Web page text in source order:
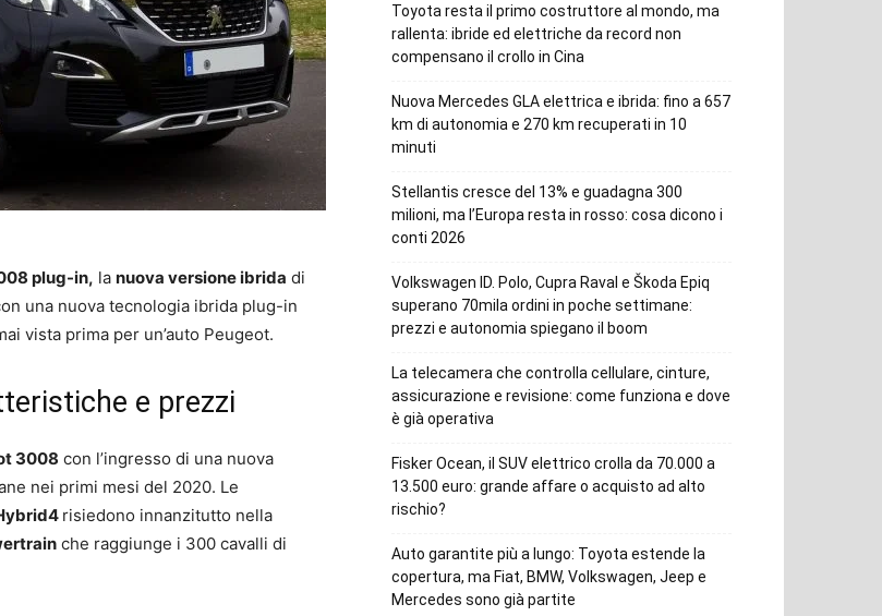
plug-in, la nuova versione ibrida di
una nuova tecnologia ibrida plug-in
vista prima per un’auto Peugeot.
e prezzi
3008 con l’ingresso di una nuova
nei primi mesi del 2020. Le
risiedono innanzitutto nella
che raggiunge i 300 cavalli di
Toyota resta il primo costruttore al mondo, ma
rallenta: ibride ed elettriche da record non
compensano il crollo in Cina
Nuova Mercedes GLA elettrica e ibrida: fino a 657
km di autonomia e 270 km recuperati in 10
minuti
Stellantis cresce del 13% e guadagna 300
milioni, ma l’Europa resta in rosso: cosa dicono i
conti 2026
Volkswagen ID. Polo, Cupra Raval e Škoda Epiq
superano 70mila ordini in poche settimane:
prezzi e autonomia spiegano il boom
La telecamera che controlla cellulare, cinture,
assicurazione e revisione: come funziona e dove
è già operativa
Fisker Ocean, il SUV elettrico crolla da 70.000 a
13.500 euro: grande affare o acquisto ad alto
rischio?
Auto garantite più a lungo: Toyota estende la
copertura, ma Fiat, BMW, Volkswagen, Jeep e
Mercedes sono già partite